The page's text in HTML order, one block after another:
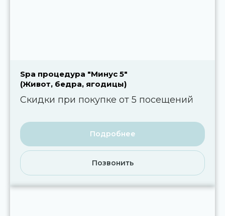
Spa процедура "Минус 5"
(Живот, бедра, ягодицы)
Скидки при покупке от 5 посещений
Подробнее
Позвонить